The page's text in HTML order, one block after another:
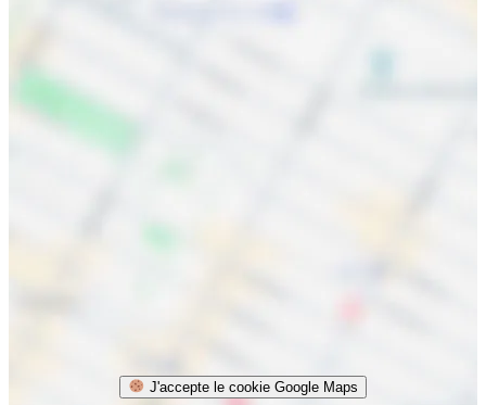
J'accepte le cookie Google Maps